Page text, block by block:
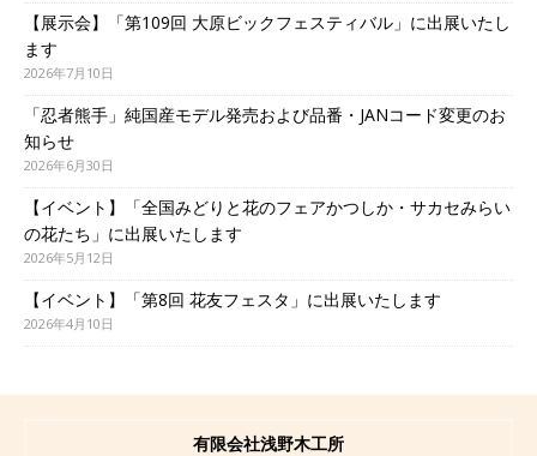
【展示会】「第109回 大原ビックフェスティバル」に出展いたし
ます
2026年7月10日
「忍者熊手」純国産モデル発売および品番・JANコード変更のお
知らせ
2026年6月30日
【イベント】「全国みどりと花のフェアかつしか・サカセみらい
の花たち」に出展いたします
2026年5月12日
【イベント】「第8回 花友フェスタ」に出展いたします
2026年4月10日
有限会社浅野木工所